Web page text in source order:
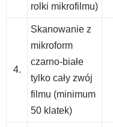
rolki mikrofilmu)
4.
Skanowanie z
mikroform
czarno-białe
tylko cały zwój
filmu (minimum
50 klatek)